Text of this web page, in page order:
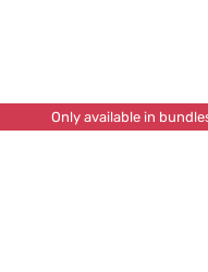
Only available in